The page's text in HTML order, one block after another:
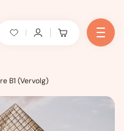
B1 (Vervolg)